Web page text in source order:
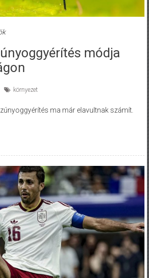
módja
környezet
ma már elavultnak számít.